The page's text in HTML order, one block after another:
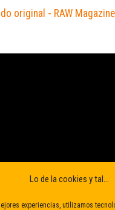
Lo de la cookies y tal...
experiencias, utilizamos
original - RAW Magazine